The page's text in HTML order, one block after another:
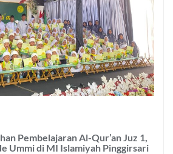
Pembelajaran Al-Qur’an Juz 1,
Ummi di MI Islamiyah Pinggirsari